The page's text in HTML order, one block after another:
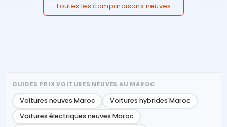
Toutes les comparaisons neuves
GUIDES PRIX VOITURES NEUVES AU MAROC
Voitures neuves Maroc
Voitures hybrides Maroc
Voitures électriques neuves Maroc